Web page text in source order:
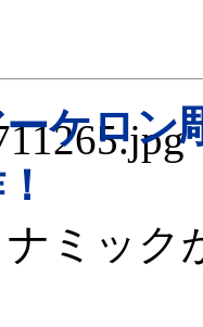
ケロン
ナミック